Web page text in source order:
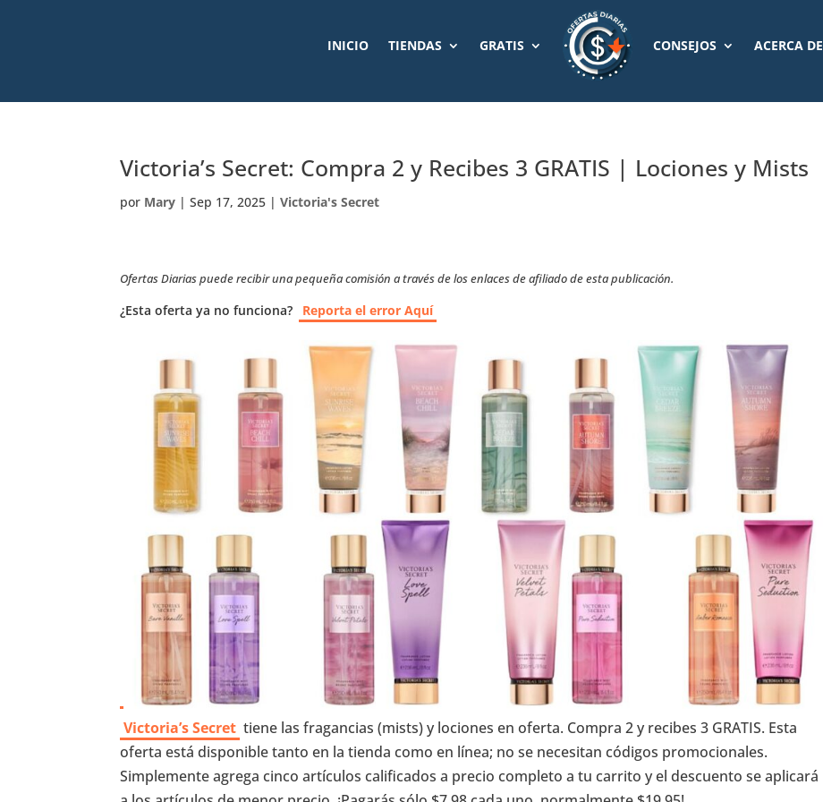
INICIO TIENDAS GRATIS CONSEJOS ACERCA DE
Victoria’s Secret: Compra 2 y Recibes 3 GRATIS | Lociones y Mists
por Mary |Sep 17, 2025 |Victoria's Secret
Ofertas Diarias puede recibir una pequeña comisión a través de los enlaces de afiliado de esta publicación.
¿Esta oferta ya no funciona? Reporta el error Aquí
Victoria’s Secret tiene las fragancias (mists) y lociones en oferta. Compra 2 y recibes 3 GRATIS. Esta
oferta está disponible tanto en la tienda como en línea; no se necesitan códigos promocionales.
Simplemente agrega cinco artículos calificados a precio completo a tu carrito y el descuento se aplicará